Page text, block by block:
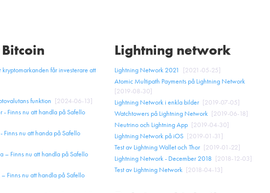
kryptomarkanden får investerare att
funktion [2024-06-13]
- Finns nu att handla på Safello
Finns nu att handa på Safello
– Finns nu att handla på Safello
Finns nu att handla på Safello
Lightning network
Lightning Network 2021 [2021-05-25]
Atomic Multipath Payments på Lightning Network
[2019-08-30]
Lightning Network i enkla bilder [2019-07-05]
Watchtowers på Lightning Network [2019-06-18]
Neutrino och Lightning App [2019-04-30]
Lightning Network på iOS [2019-01-31 ]
Test av Lightning Wallet och Thor [2019-01-22]
Lightning Network - December 2018 [2018-12-03]
Test av Lightning Network [2018-04-13]